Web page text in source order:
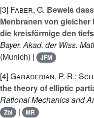
[3] Faber, G. Beweis
Menbranen von
die kreisförmige den
Bayer. Akad. der Wiss.
(Munich) |
JFM
[4]Garadedian, P. R.;
the theory of elliptic
Rational Mechanics and
Zbl | MR